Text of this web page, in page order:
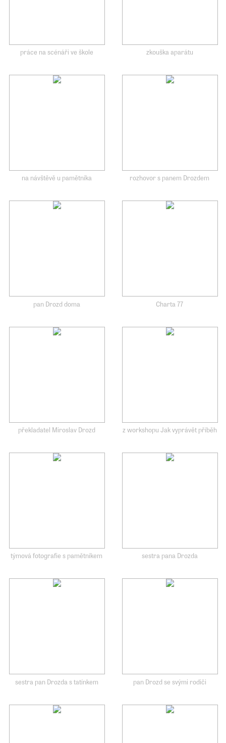
práce na scénáři ve škole zkouška aparátu
na návštěvě u pamětníka rozhovor s panem Drozdem
pan Drozd doma Charta 77
překladatel Miroslav Drozd z workshopu Jak vyprávět příběh
týmová fotografie s pamětníkem sestra pana Drozda
sestra pan Drozda s tatínkem pan Drozd se svými rodiči